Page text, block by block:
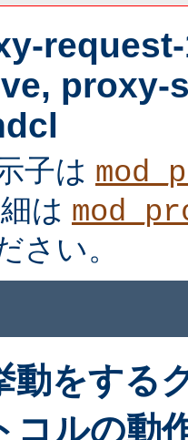
proxy-
子は
は
さい。
動をする
コルの動